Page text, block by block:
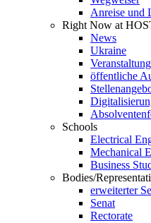
Anreise und
Right Now at
News
Ukraine
öffentliche
Schools
Electrical
Mechanical
Business
Bodies/
erweiterter
Senat
Rectorate